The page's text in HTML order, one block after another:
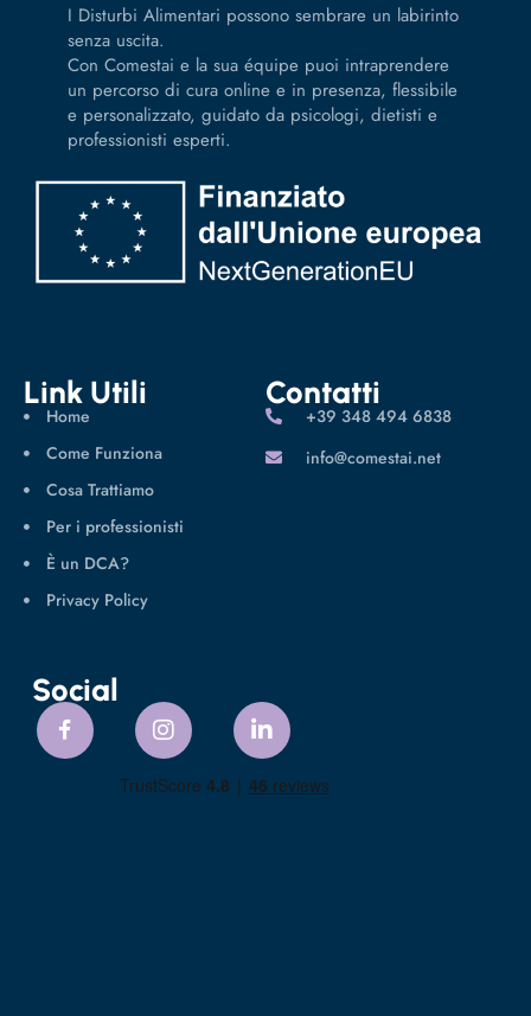
I Disturbi Alimentari possono sembrare un labirinto
senza uscita.
Con Comestai e la sua équipe puoi intraprendere
un percorso di cura online e in presenza, flessibile
e personalizzato, guidato da psicologi, dietisti e
professionisti esperti.
Link Utili
Home
Come Funziona
Cosa Trattiamo
Per i professionisti
È un DCA?
Privacy Policy
Contatti
‪+39 348 494 6838
info@comestai.net
Social